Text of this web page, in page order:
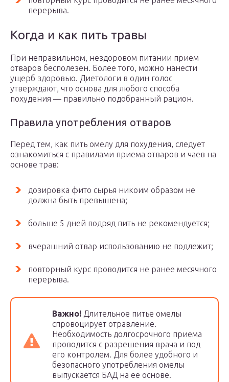
перерыва.
Когда и как пить травы
При неправильном, нездоровом питании прием
отваров бесполезен. Более того, можно нанести
ущерб здоровью. Диетологи в один голос
утверждают, что основа для любого способа
похудения — правильно подобранный рацион.
Правила употребления отваров
Перед тем, как пить омелу для похудения, следует
ознакомиться с правилами приема отваров и чаев на
основе трав:
дозировка фито сырья никоим образом не
должна быть превышена;
больше 5 дней подряд пить не рекомендуется;
вчерашний отвар использованию не подлежит;
повторный курс проводится не ранее месячного
перерыва.
Важно! Длительное питье омелы
спровоцирует отравление.
Необходимость долгосрочного приема
проводится с разрешения врача и под
его контролем. Для более удобного и
безопасного употребления омелы
выпускается БАД на ее основе.